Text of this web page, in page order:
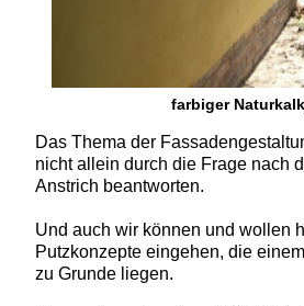
farbiger
Das Thema der
nicht allein durch die Frage nach
Anstrich beantworten.
Und auch wir können und wollen
Putzkonzepte eingehen, die
zu Grunde liegen.